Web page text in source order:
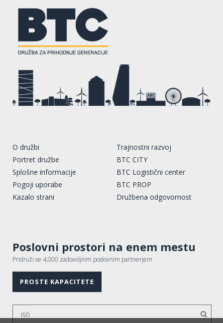
O družbi
Portret družbe
Splošne informacije
Pogoji uporabe
Kazalo strani
Trajnostni razvoj
BTC CITY
BTC Logistični center
BTC PROP
Družbena odgovornost
Poslovni prostori na enem mestu
Pridruži se 4,000 zadovoljnim poslovnim partnerjem
PROSTE KAPACITETE